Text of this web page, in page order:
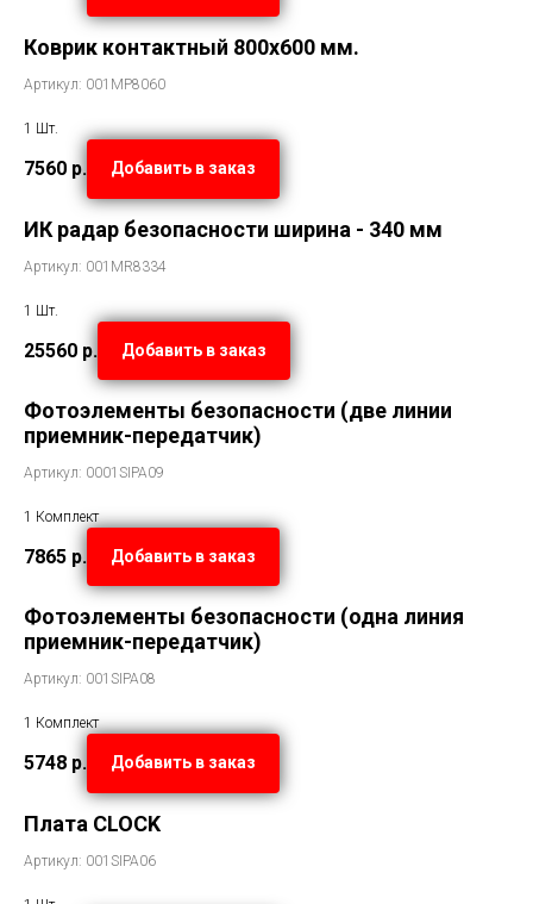
Коврик контактный 800х600 мм.
Артикул: 001MP8060
1 Шт.
7560 р. Добавить в заказ
ИК радар безопасности ширина - 340 мм
Артикул: 001MR8334
1 Шт.
25560 р. Добавить в заказ
Фотоэлементы безопасности (две линии
приемник-передатчик)
Артикул: 0001SIPA09
1 Комплект
7865 р. Добавить в заказ
Фотоэлементы безопасности (одна линия
приемник-передатчик)
Артикул: 001SIPA08
1 Комплект
5748 р. Добавить в заказ
Плата CLOCK
Артикул: 001SIPA06